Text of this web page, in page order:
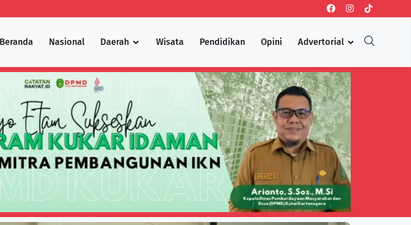
Beranda Nasional Daerah Wisata Pendidikan Opini Advertorial